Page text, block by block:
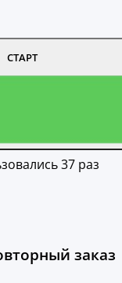
СТАРТ
37 раз
заказ